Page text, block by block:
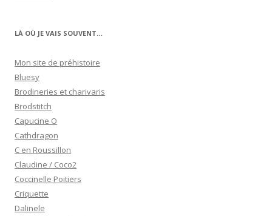
LÀ OÙ JE VAIS SOUVENT…
Mon site de préhistoire
Bluesy
Brodineries et charivaris
Brodstitch
Capucine O
Cathdragon
C en Roussillon
Claudine / Coco2
Coccinelle Poitiers
Criquette
Dalinele